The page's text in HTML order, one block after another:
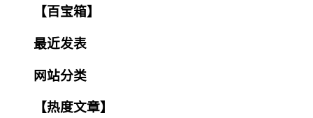
【百宝箱】
最近发表
网站分类
【热度文章】